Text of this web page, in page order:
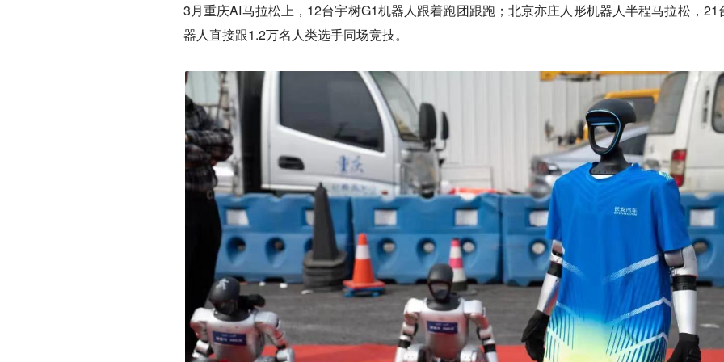
3月重庆AI马拉松上，12台宇树G1机器人跟着跑团跟跑；北京亦庄人形机器人半程马拉松，21
器人直接跟1.2万名人类选手同场竞技。